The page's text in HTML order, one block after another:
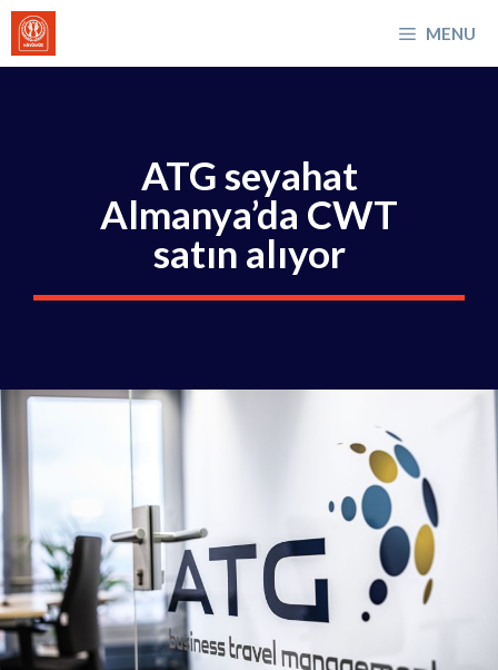
İçeriğe
atla
MENU
ATG seyahat
Almanya’da CWT
satın alıyor